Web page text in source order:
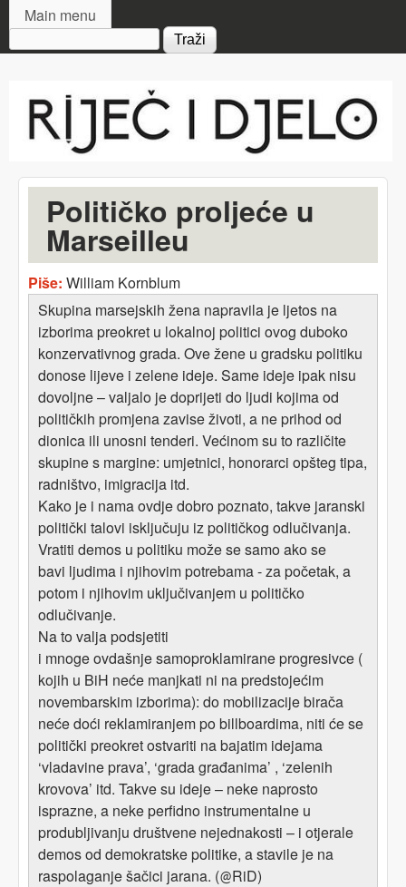
MAIN MENU
Main menu
Search form
i djelo
Političko proljeće u
Marseilleu
Piše: William Kornblum
Skupina marsejskih žena napravila je ljetos na
izborima preokret u lokalnoj politici ovog duboko
konzervativnog grada. Ove žene u gradsku politiku
donose lijeve i zelene ideje. Same ideje ipak nisu
dovoljne – valjalo je doprijeti do ljudi kojima od
političkih promjena zavise životi, a ne prihod od
dionica ili unosni tenderi. Većinom su to različite
skupine s margine: umjetnici, honorarci opšteg tipa,
radništvo, imigracija itd.
Kako je i nama ovdje dobro poznato, takve jaranski
politički talovi isključuju iz političkog odlučivanja.
Vratiti demos u politiku može se samo ako se
bavi ljudima i njihovim potrebama - za početak, a
potom i njihovim uključivanjem u političko
odlučivanje.
Na to valja podsjetiti
i mnoge ovdašnje samoproklamirane progresivce (
kojih u BiH neće manjkati ni na predstojećim
novembarskim izborima): do mobilizacije birača
neće doći reklamiranjem po billboardima, niti će se
politički preokret ostvariti na bajatim idejama
‘vladavine prava’, ‘grada građanima’ , ‘zelenih
krovova’ itd. Takve su ideje – neke naprosto
isprazne, a neke perfidno instrumentalne u
produbljivanju društvene nejednakosti – i otjerale
demos od demokratske politike, a stavile je na
raspolaganje šačici jarana. (@RiD)